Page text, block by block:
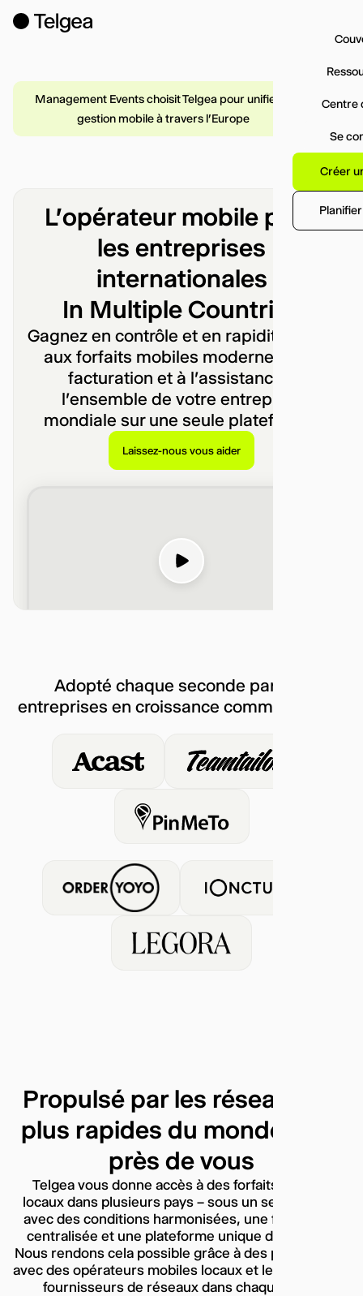
Centre
Se
Créer
Management Events choisit Telgea pour unifier la
gestion mobile à travers l'Europe
Read
L'opérateur mobile pour
les entreprises
internationales
In Multiple Countries
Gagnez en contrôle et en rapidité grâce
aux forfaits mobiles modernes, à la
facturation et à l'assistance –
l'ensemble de votre entreprise
mondiale sur une seule plateforme.
Laissez-nous vous aider
Adopté chaque seconde par des
entreprises en croissance comme la vôtre
Propulsé par les réseaux les
plus rapides du monde, tout
près de vous
Telgea vous donne accès à des forfaits mobiles
locaux dans plusieurs pays – sous un seul contrat,
avec des conditions harmonisées, une facturation
centralisée et une plateforme unique de gestion.
Nous rendons cela possible grâce à des partenariats
avec des opérateurs mobiles locaux et les principaux
fournisseurs de réseaux dans chaque pays.